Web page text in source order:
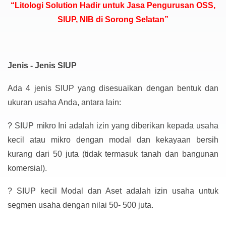
“Litologi Solution Hadir untuk Jasa Pengurusan OSS,
SIUP, NIB di Sorong Selatan”
Jenis - Jenis SIUP
Ada 4 jenis SIUP yang disesuaikan dengan bentuk dan
ukuran usaha Anda, antara lain:
? SIUP mikro Ini adalah izin yang diberikan kepada usaha
kecil atau mikro dengan modal dan kekayaan bersih
kurang dari 50 juta (tidak termasuk tanah dan bangunan
komersial).
? SIUP kecil Modal dan Aset adalah izin usaha untuk
segmen usaha dengan nilai 50- 500 juta.